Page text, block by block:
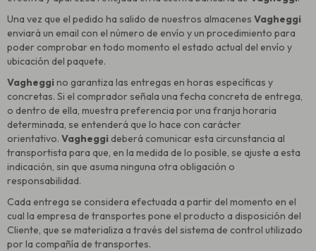
Una vez que el pedido ha salido de nuestros almacenes Vagheggi
enviará un email con el número de envío y un procedimiento para
poder comprobar en todo momento el estado actual del envío y
ubicación del paquete.
Vagheggi no garantiza las entregas en horas específicas y
concretas. Si el comprador señala una fecha concreta de entrega,
o dentro de ella, muestra preferencia por una franja horaria
determinada, se entenderá que lo hace con carácter
orientativo. Vagheggi deberá comunicar esta circunstancia al
transportista para que, en la medida de lo posible, se ajuste a esta
indicación, sin que asuma ninguna otra obligación o
responsabilidad.
Cada entrega se considera efectuada a partir del momento en el
cual la empresa de transportes pone el producto a disposición del
Cliente, que se materializa a través del sistema de control utilizado
por la compañía de transportes.